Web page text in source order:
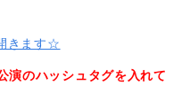
きます☆
演のハッシュタグを入れて